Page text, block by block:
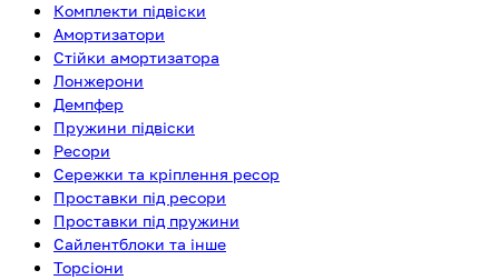
Комплекти підвіски
Амортизатори
Стійки амортизатора
Лонжерони
Демпфер
Пружини підвіски
Ресори
Сережки та кріплення ресор
Проставки під ресори
Проставки під пружини
Сайлентблоки та інше
Торсіони